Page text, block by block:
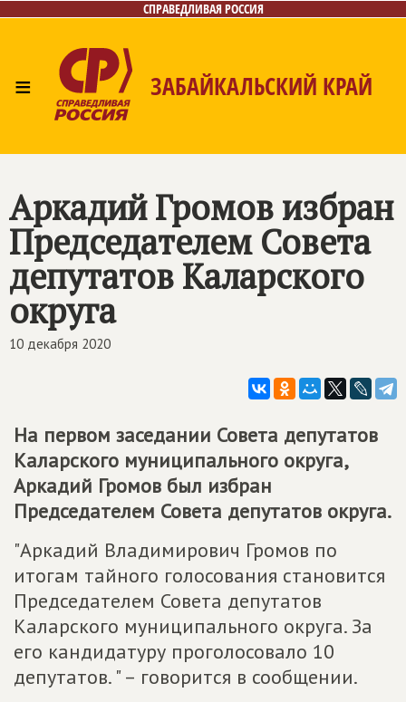
СПРАВЕДЛИВАЯ РОССИЯ
≡ ЗАБАЙКАЛЬСКИЙ КРАЙ
Контакты
Аркадий Громов избран
Председателем Совета
депутатов Каларского
округа
10 декабря 2020
На первом заседании Совета депутатов
Каларского муниципального округа,
Аркадий Громов был избран
Председателем Совета депутатов округа.
"Аркадий Владимирович Громов по
итогам тайного голосования становится
Председателем Совета депутатов
Каларского муниципального округа. За
его кандидатуру проголосовало 10
депутатов. " – говорится в сообщении.